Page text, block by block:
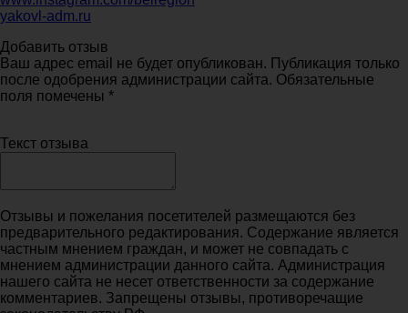
yakovl-adm.ru
Добавить отзыв
Ваш адрес email не будет опубликован. Публикация только
после одобрения администрации сайта. Обязательные
поля помечены *
Текст отзыва
Отзывы и пожелания посетителей размещаются без
предварительного редактирования. Содержание является
частным мнением граждан, и может не совпадать с
мнением администрации данного сайта. Администрация
нашего сайта не несет ответственности за содержание
комментариев. Запрещены отзывы, противоречащие